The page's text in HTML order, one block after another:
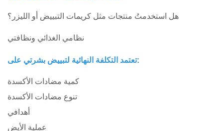
هل استخدمتُ منتجات مثل كريمات التبييض أو الليزر؟
نظامي الغذائي ونظافتي
تعتمد التكلفة النهائية لتبييض بشرتي على:
كمية مضادات الأكسدة
تنوع مضادات الأكسدة
أهدافي
عملية الأيض